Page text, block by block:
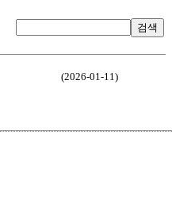
검색
(2026-01-11)